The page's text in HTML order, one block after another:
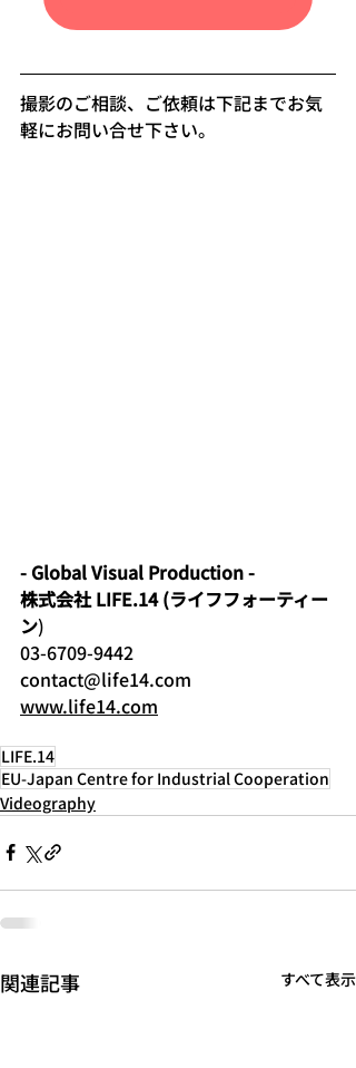
撮影のご相談、ご依頼は下記までお気
軽にお問い合せ下さい。
- Global Visual Production -
株式会社 LIFE.14 (ライフフォーティー
ン)
03-6709-9442
contact@life14.com
www.life14.com
LIFE.14
EU-Japan Centre for Industrial Cooperation
Videography
関連記事 すべて表示